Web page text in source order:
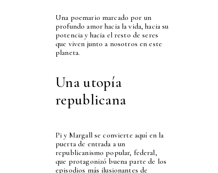
Una poemario marcado por un
profundo amor hacia la vida, hacia su
potencia y hacia el resto de seres
que viven junto a nosotros en este
planeta.
Una utopía
republicana
Pi y Margall se convierte aquí en la
puerta de entrada a un
republicanismo popular, federal,
que protagonizó buena parte de los
episodios más ilusionantes de